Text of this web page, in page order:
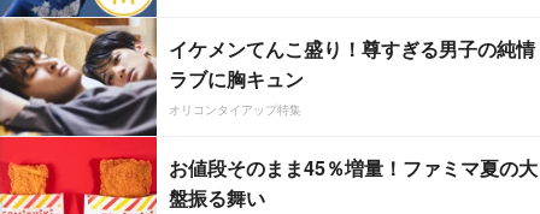
イケメンてんこ盛り！尊すぎる男子の純情
ラブに胸キュン
オリコンタイアップ特集
お値段そのまま45％増量！ファミマ夏の大
盤振る舞い